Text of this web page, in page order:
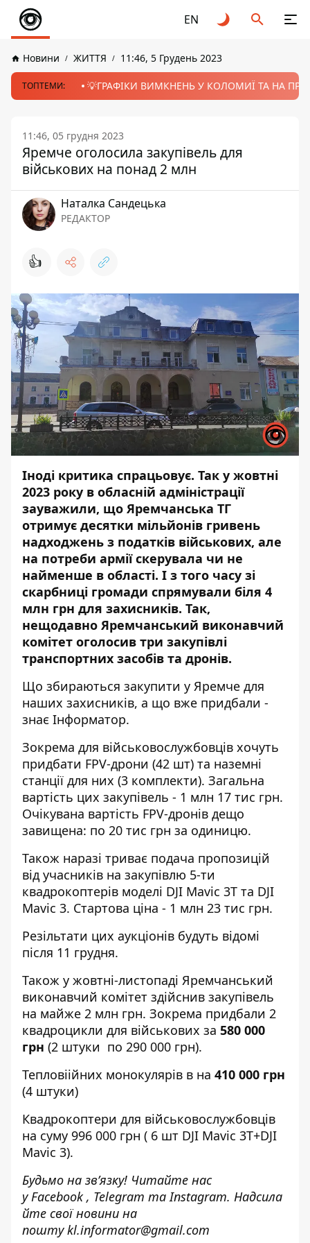
EN
Новини ЖИТТЯ 11:46, 5 Грудень 2023
ТОПТЕМИ: 💡ГРАФІКИ ВИМКНЕНЬ У КОЛОМИЇ ТА НА
11:46, 05 грудня 2023
Яремче оголосила закупівель для
військових на понад 2 млн
Наталка Сандецька
РЕДАКТОР
👍
Іноді критика спрацьовує. Так у жовтні
2023 року в обласній адміністрації
зауважили, що Яремчанська ТГ
отримує десятки мільйонів гривень
надходжень з податків військових, але
на потреби армії скерувала чи не
найменше в області. І з того часу зі
скарбниці громади спрямували біля 4
млн грн для захисників. Так,
нещодавно Яремчанський виконавчий
комітет оголосив три закупівлі
транспортних засобів та дронів.
Що збираються закупити у Яремче для
наших захисників, а що вже придбали -
знає Інформатор.
Зокрема для військовослужбовців хочуть
придбати FPV-дрони (42 шт) та наземні
станції для них (3 комплекти). Загальна
вартість цих закупівель - 1 млн 17 тис грн.
Очікувана вартість FPV-дронів дещо
завищена: по 20 тис грн за одиницю.
Також наразі триває подача пропозицій
від учасників на закупівлю 5-ти
квадрокоптерів моделі DJI Mavic 3Т та DJI
Mavic 3. Стартова ціна - 1 млн 23 тис грн.
Резільтати цих аукціонів будуть відомі
після 11 грудня.
Також у жовтні-листопаді Яремчанський
виконавчий комітет здійснив закупівель
на майже 2 млн грн. Зокрема придбали 2
квадроцикли для військових за 580 000
грн (2 штуки по 290 000 грн).
Тепловіійних монокулярів в на 410 000 грн
(4 штуки)
Квадрокоптери для військовослужбовців
на суму 996 000 грн ( 6 шт DJI Mavic 3Т+DJI
Mavic 3).
Будьмо на зв’язку! Читайте нас
уFacebook, Telegram таInstagram. Надсила
йте свої новини на
поштуkl.informator@gmail.com